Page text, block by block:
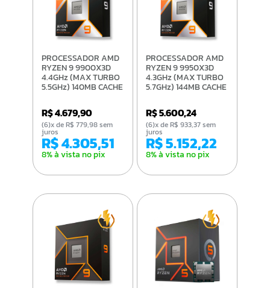
PROCESSADOR AMD
RYZEN 9 9900X3D
4.4GHz (MAX TURBO
5.5GHz) 140MB CACHE
100001368WOF
R$ 4.679,90
R$ 4.305,51
8% à vista no pix
(6)x de R$ 779,98 sem
juros
PROCESSADOR AMD
RYZEN 9 9950X3D
4.3GHz (MAX TURBO
5.7GHz) 144MB CACHE
100000719WOF
R$ 5.600,24
R$ 5.152,22
8% à vista no pix
(6)x de R$ 933,37 sem
juros